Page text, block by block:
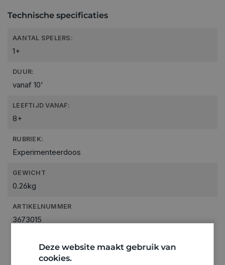
Technische specificaties
AANTAL SPELERS:
1+
DUUR:
vanaf 10'
LEEFTIJD VANAF:
8+
RUBRIEK:
Experimenteerdoos
GEWICHT
0.26kg
ARTIKELNUMMER
3673015
Deze website maakt gebruik van
cookies.